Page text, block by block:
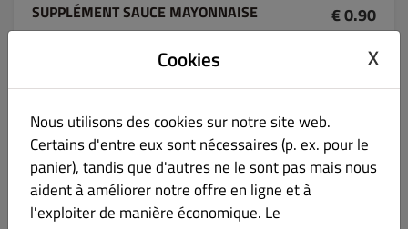
SUPPLÉMENT SAUCE MAYONNAISE € 0.90
SUPPLÉMENT SAUCE KETCHUP € 0.90
Cookies X
Nous utilisons des cookies sur notre site web.
Certains d'entre eux sont nécessaires (p. ex. pour le
panier), tandis que d'autres ne le sont pas mais nous
aident à améliorer notre offre en ligne et à
l'exploiter de manière économique. Le